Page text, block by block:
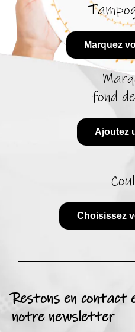
Marquez
fond
Ajoutez
Choisissez
Restons en contact
notre newsletter